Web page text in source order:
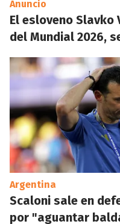
Anuncio
El esloveno
del Mundial 2026,
Argentina
Scaloni sale en
por "aguantar